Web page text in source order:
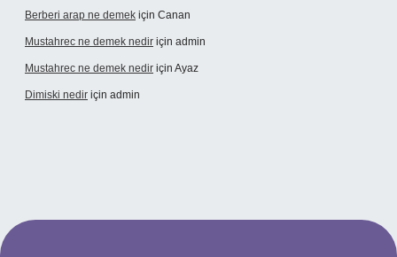
Berberi arap ne demek için Canan
Mustahrec ne demek nedir için admin
Mustahrec ne demek nedir için Ayaz
Dimiski nedir için admin